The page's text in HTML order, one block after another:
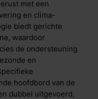
Een
Valk Exclusief en M
en slaapinnovatie.
collectie
samengaan. Met
materialen en
in een
met een
en clima-
biedt gerichte
waardoor
de ondersteuning
en
hoofdbord van de
dubbel uitgevoerd,